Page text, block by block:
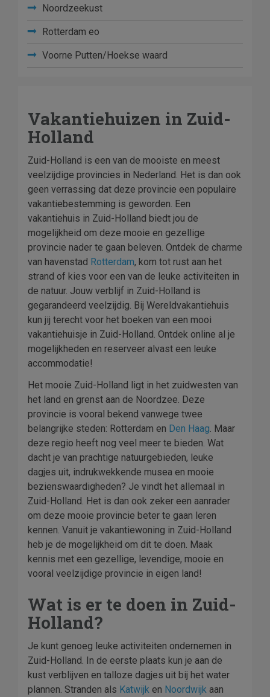
Noordzeekust
Rotterdam eo
Voorne Putten/Hoekse waard
Vakantiehuizen in Zuid-
Holland
Zuid-Holland is een van de mooiste en meest
veelzijdige provincies in Nederland. Het is dan ook
geen verrassing dat deze provincie een populaire
vakantiebestemming is geworden. Een
vakantiehuis in Zuid-Holland biedt jou de
mogelijkheid om deze mooie en gezellige
provincie nader te gaan beleven. Ontdek de charme
van havenstad Rotterdam, kom tot rust aan het
strand of kies voor een van de leuke activiteiten in
de natuur. Jouw verblijf in Zuid-Holland is
gegarandeerd veelzijdig. Bij Wereldvakantiehuis
kun jij terecht voor het boeken van een mooi
vakantiehuisje in Zuid-Holland. Ontdek online al je
mogelijkheden en reserveer alvast een leuke
accommodatie!
Het mooie Zuid-Holland ligt in het zuidwesten van
het land en grenst aan de Noordzee. Deze
provincie is vooral bekend vanwege twee
belangrijke steden: Rotterdam en Den Haag. Maar
deze regio heeft nog veel meer te bieden. Wat
dacht je van prachtige natuurgebieden, leuke
dagjes uit, indrukwekkende musea en mooie
bezienswaardigheden? Je vindt het allemaal in
Zuid-Holland. Het is dan ook zeker een aanrader
om deze mooie provincie beter te gaan leren
kennen. Vanuit je vakantiewoning in Zuid-Holland
heb je de mogelijkheid om dit te doen. Maak
kennis met een gezellige, levendige, mooie en
vooral veelzijdige provincie in eigen land!
Wat is er te doen in Zuid-
Holland?
Je kunt genoeg leuke activiteiten ondernemen in
Zuid-Holland. In de eerste plaats kun je aan de
kust verblijven en talloze dagjes uit bij het water
plannen. Stranden als Katwijk en Noordwijk aan